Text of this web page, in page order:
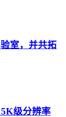
室，并共拓
级分辨率